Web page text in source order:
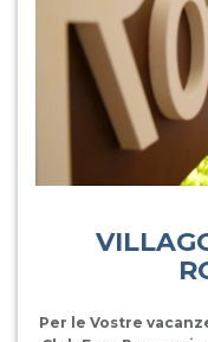
Per le Vostre